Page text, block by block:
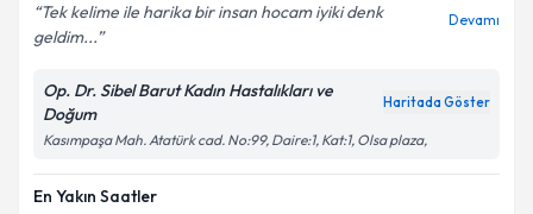
Tek kelime ile harika bir insan hocam iyiki denk
geldim...
Devamı
Op. Dr. Sibel Barut Kadın Hastalıkları ve
Doğum
Haritada Göster
Kasımpaşa Mah. Atatürk cad. No:99, Daire:1, Kat:1, Olsa plaza,
En Yakın Saatler